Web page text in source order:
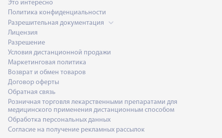
Это интересно
Политика конфиденциальности
Разрешительная документация
Лицензия
Разрешение
Условия дистанционной продажи
Маркетинговая политика
Возврат и обмен товаров
Договор оферты
Обратная связь
Розничная торговля лекарственными препаратами для
медицинского применения дистанционным способом
Обработка персональных данных
Согласие на получение рекламных рассылок